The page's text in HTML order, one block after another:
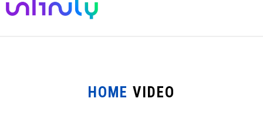
HOME VIDEO